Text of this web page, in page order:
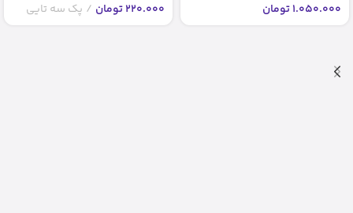
1.050.000تومان 220.000تومان پک سه تایی